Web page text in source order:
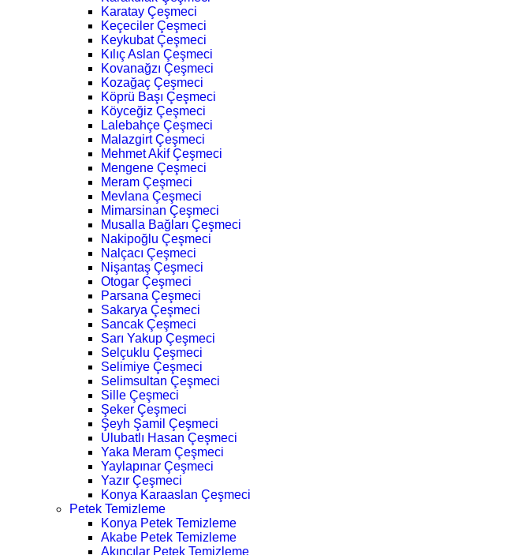
Karatay Çeşmeci
Keçeciler Çeşmeci
Keykubat Çeşmeci
Kılıç Aslan Çeşmeci
Kovanağzı Çeşmeci
Kozağaç Çeşmeci
Köprü Başı Çeşmeci
Köyceğiz Çeşmeci
Lalebahçe Çeşmeci
Malazgirt Çeşmeci
Mehmet Akif Çeşmeci
Mengene Çeşmeci
Meram Çeşmeci
Mevlana Çeşmeci
Mimarsinan Çeşmeci
Musalla Bağları Çeşmeci
Nakipoğlu Çeşmeci
Nalçacı Çeşmeci
Nişantaş Çeşmeci
Otogar Çeşmeci
Parsana Çeşmeci
Sakarya Çeşmeci
Sancak Çeşmeci
Sarı Yakup Çeşmeci
Selçuklu Çeşmeci
Selimiye Çeşmeci
Selimsultan Çeşmeci
Sille Çeşmeci
Şeker Çeşmeci
Şeyh Şamil Çeşmeci
Ulubatlı Hasan Çeşmeci
Yaka Meram Çeşmeci
Yaylapınar Çeşmeci
Yazır Çeşmeci
Konya Karaaslan Çeşmeci
Petek Temizleme
Konya Petek Temizleme
Akabe Petek Temizleme
Akıncılar Petek Temizleme